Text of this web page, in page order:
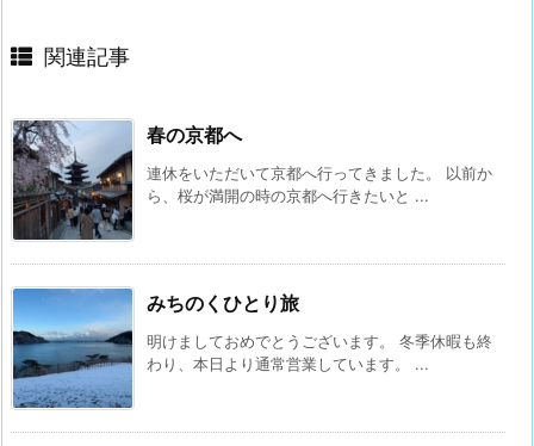
関連記事
春の京都へ
連休をいただいて京都へ行ってきました。 以前か
ら、桜が満開の時の京都へ行きたいと ...
みちのくひとり旅
明けましておめでとうございます。 冬季休暇も終
わり、本日より通常営業しています。 ...